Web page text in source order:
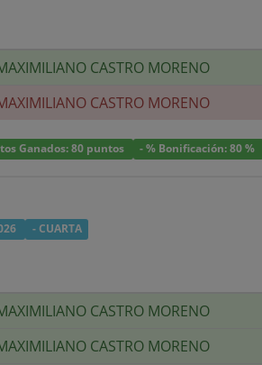
CASTRO MORENO
CASTRO MORENO
Ganados: 80 puntos - % Bonificación: 80 %
- CUARTA
CASTRO MORENO
CASTRO MORENO